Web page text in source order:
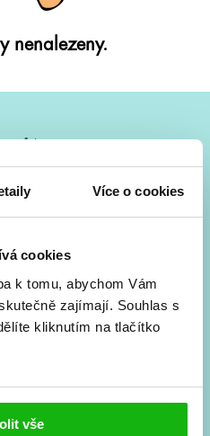
Více o cookies
cookies
k tomu, abychom Vám
zajímají. Souhlas s
kliknutím na tlačítko
vše
nenalezeny.
měsíc rovnou do mailu!
a další.
zpracování osobních údajů